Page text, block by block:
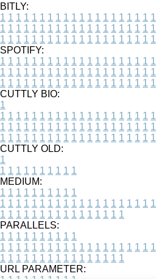
BITLY:
1 1 1 1 1 1 1 1 1 1 1 1 1 1 1 1 1 1 1 1
1 1 1 1 1 1 1 1 1 1 1 1 1 1 1 1 1 1 1 1
1 1 1 1 1 1 1 1 1 1 1 1 1 1 1 1 1 1 1 1
SPOTIFY:
1 1 1 1 1 1 1 1 1 1 1 1 1 1 1 1 1 1 1 1
1 1 1 1 1 1 1 1 1 1 1 1 1 1 1 1 1 1 1 1
1 1 1 1 1 1 1 1 1 1 1 1 1 1 1 1 1 1 1 1
CUTTLY BIO:
1
1 1 1 1 1 1 1 1 1 1 1 1 1 1 1 1 1 1 1 1
1 1 1 1 1 1 1 1 1 1 1 1 1 1 1 1 1 1 1 1
1 1 1 1 1 1 1 1 1 1 1 1 1 1 1 1 1 1 1 1
CUTTLY OLD:
1
1 1 1 1 1 1 1 1 1 1
MEDIUM:
1 1 1 1 1 1 1 1 1 1
1 1 1 1 1 1 1 1 1 1 1 1 1 1 1 1 1 1 1 1
1 1 1 1 1 1 1 1 1 1 1 1 1 1 1 1
PARALLELS:
1 1 1 1 1 1 1 1 1 1
1 1 1 1 1 1 1 1 1 1 1 1 1 1 1 1 1 1 1 1
1 1 1 1 1 1 1 1 1 1 1 1 1 1 1 1
URL PARAMETER: